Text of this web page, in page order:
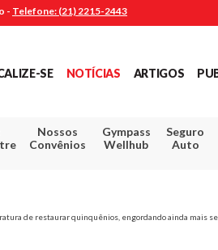
- Telefone: (21) 2215-2443
SE NOTÍCIAS ARTIGOS
Nossos
Convênios
Gympass
Wellhub
Seguro
Auto
de restaurar quinquênios, engordando ainda mais